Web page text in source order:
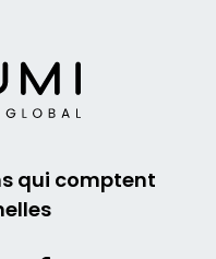
qui comptent